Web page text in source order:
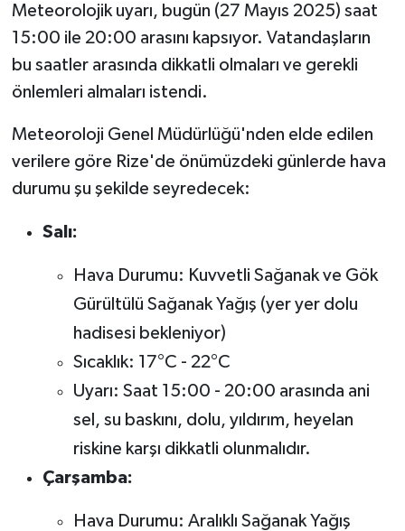
Meteorolojik uyarı, bugün (27 Mayıs 2025) saat
15:00 ile 20:00 arasını kapsıyor. Vatandaşların
bu saatler arasında dikkatli olmaları ve gerekli
önlemleri almaları istendi.
Meteoroloji Genel Müdürlüğü'nden elde edilen
verilere göre Rize'de önümüzdeki günlerde hava
durumu şu şekilde seyredecek:
Salı:
Hava Durumu: Kuvvetli Sağanak ve Gök
Gürültülü Sağanak Yağış (yer yer dolu
hadisesi bekleniyor)
Sıcaklık: 17°C - 22°C
Uyarı: Saat 15:00 - 20:00 arasında ani
sel, su baskını, dolu, yıldırım, heyelan
riskine karşı dikkatli olunmalıdır.
Çarşamba:
Hava Durumu: Aralıklı Sağanak Yağış